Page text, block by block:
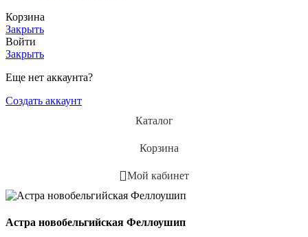
Корзина
Закрыть
Войти
Закрыть
Еще нет аккаунта?
Создать аккаунт
Каталог
Корзина
Мой кабинет
Астра новобельгийская Феллоушип